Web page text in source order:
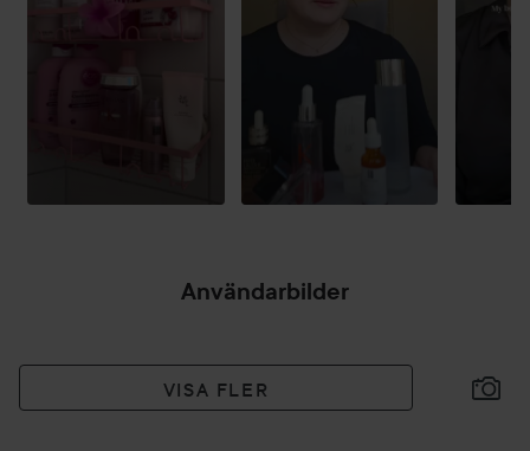
Användarbilder
VISA FLER